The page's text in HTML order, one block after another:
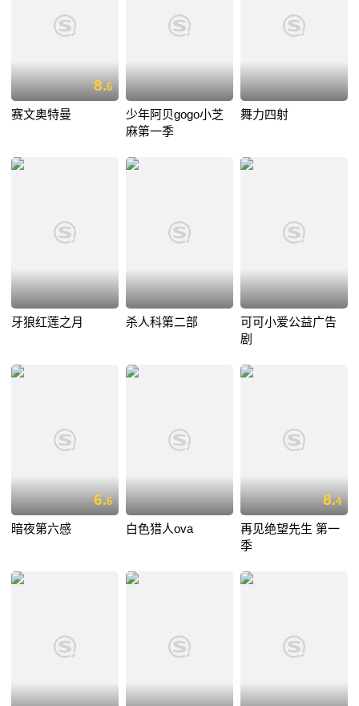
8.6
赛文奥特曼
少年阿贝gogo小芝
麻第一季
舞力四射
牙狼红莲之月 杀人科第二部
可可小爱公益广告
剧
6.6
暗夜第六感 白色猎人ova
8.4
再见绝望先生 第一
季